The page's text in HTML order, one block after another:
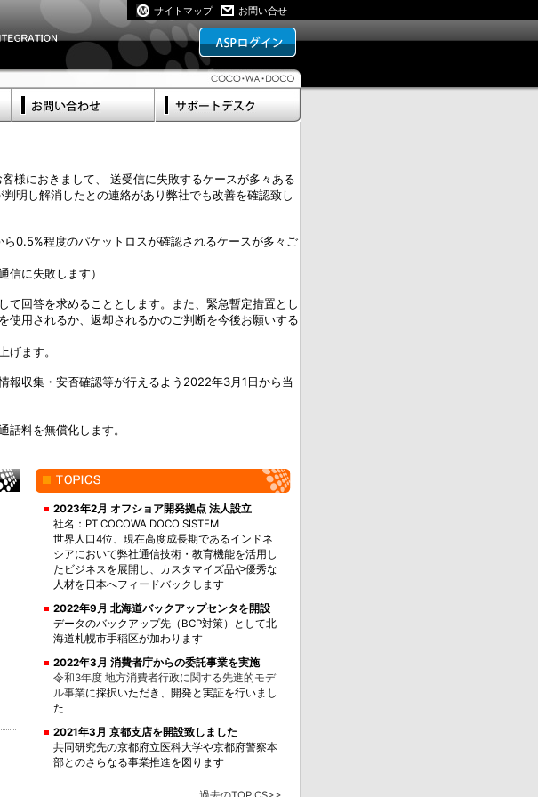
サイトマップ お問い合せ
様におきまして、 送受信に失敗するケースが多々ある
明し解消したとの連絡があり弊社でも改善を確認致し
0.5%程度のパケットロスが確認されるケースが多々ご
信に失敗します）
回答を求めることとします。また、緊急暫定措置とし
使用されるか、返却されるかのご判断を今後お願いする
げます。
報収集・安否確認等が行えるよう2022年3月1日から当
話料を無償化します。
2023年2月 オフショア開発拠点 法人設立
社名：PT COCOWA DOCO SISTEM
世界人口4位、現在高度成長期であるインドネ
シアにおいて弊社通信技術・教育機能を活用し
たビジネスを展開し、カスタマイズ品や優秀な
人材を日本へフィードバックします
2022年9月 北海道バックアップセンタを開設
データのバックアップ先（BCP対策）として北
海道札幌市手稲区が加わります
2022年3月 消費者庁からの委託事業を実施
令和3年度 地方消費者行政に関する先進的モデ
ル事業に採択いただき、開発と実証を行いまし
た
2021年3月 京都支店を開設致しました
共同研究先の京都府立医科大学や京都府警察本
部とのさらなる事業推進を図ります